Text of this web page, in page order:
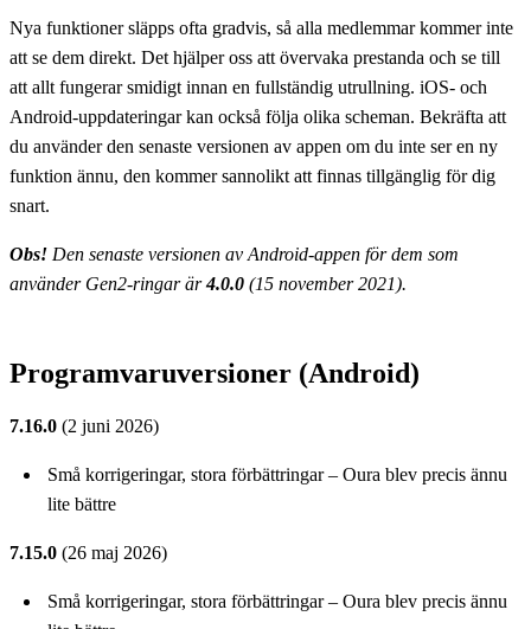
Nya funktioner släpps ofta gradvis, så alla medlemmar kommer inte
att se dem direkt. Det hjälper oss att övervaka prestanda och se till
att allt fungerar smidigt innan en fullständig utrullning. iOS- och
Android-uppdateringar kan också följa olika scheman. Bekräfta att
du använder den senaste versionen av appen om du inte ser en ny
funktion ännu, den kommer sannolikt att finnas tillgänglig för dig
snart.
Obs! Den senaste versionen av Android-appen för dem som
använder Gen2-ringar är4.0.0 (15 november 2021).
Programvaruversioner (Android)
7.16.0 (2 juni 2026)
Små korrigeringar, stora förbättringar – Oura blev precis ännu
lite bättre
7.15.0 (26 maj 2026)
Små korrigeringar, stora förbättringar – Oura blev precis ännu